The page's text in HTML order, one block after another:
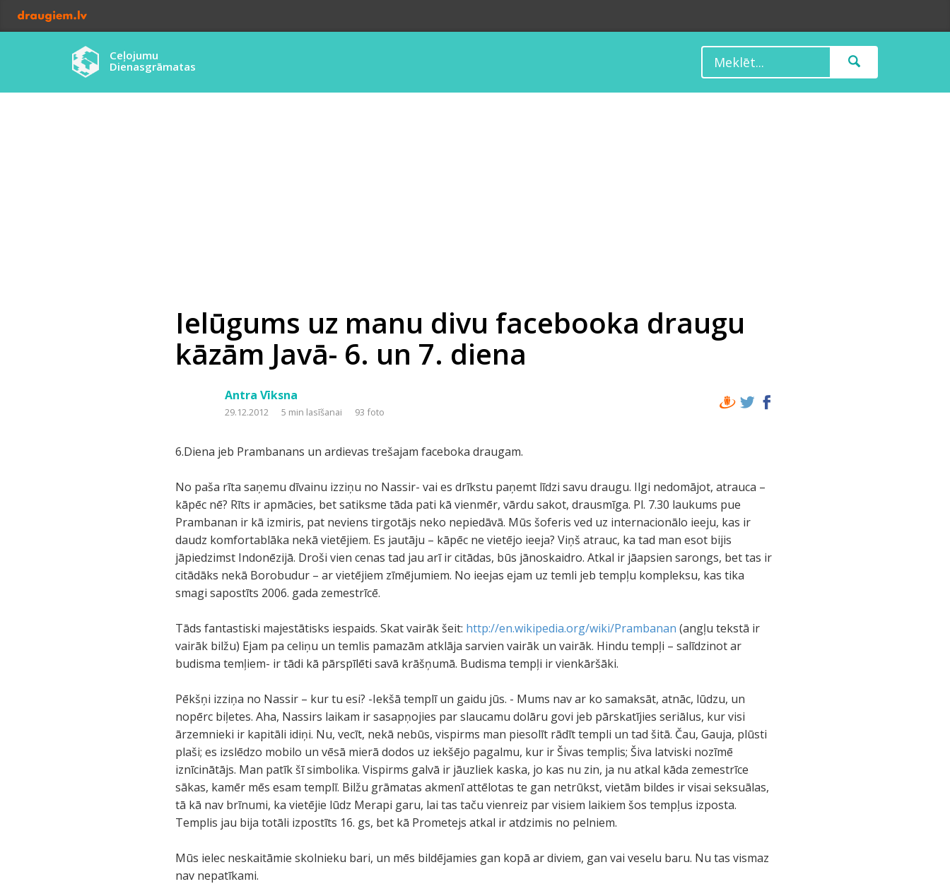
Ceļojumu
Dienasgrāmatas
Ielūgums uz manu divu facebooka draugu
kāzām Javā- 6. un 7. diena
Antra Vīksna
29.12.2012 5 min lasīšanai 93 foto
6.Diena jeb Prambanans un ardievas trešajam faceboka draugam.
No paša rīta saņemu dīvainu izziņu no Nassir- vai es drīkstu paņemt līdzi savu draugu. Ilgi nedomājot, atrauca –
kāpēc nē? Rīts ir apmācies, bet satiksme tāda pati kā vienmēr, vārdu sakot, drausmīga. Pl. 7.30 laukums pue
Prambanan ir kā izmiris, pat neviens tirgotājs neko nepiedāvā. Mūs šoferis ved uz internacionālo ieeju, kas ir
daudz komfortablāka nekā vietējiem. Es jautāju – kāpēc ne vietējo ieeja? Viņš atrauc, ka tad man esot bijis
jāpiedzimst Indonēzijā. Droši vien cenas tad jau arī ir citādas, būs jānoskaidro. Atkal ir jāapsien sarongs, bet tas ir
citādāks nekā Borobudur – ar vietējiem zīmējumiem. No ieejas ejam uz temli jeb tempļu kompleksu, kas tika
smagi sapostīts 2006. gada zemestrīcē.
Tāds fantastiski majestātisks iespaids. Skat vairāk šeit: http://en.wikipedia.org/wiki/Prambanan (angļu tekstā ir
vairāk bilžu) Ejam pa celiņu un temlis pamazām atklāja sarvien vairāk un vairāk. Hindu tempļi – salīdzinot ar
budisma temļiem- ir tādi kā pārspīlēti savā krāšņumā. Budisma tempļi ir vienkāršāki.
Pēkšņi izziņa no Nassir – kur tu esi? -Iekšā templī un gaidu jūs. - Mums nav ar ko samaksāt, atnāc, lūdzu, un
nopērc biļetes. Aha, Nassirs laikam ir sasapņojies par slaucamu dolāru govi jeb pārskatījies seriālus, kur visi
ārzemnieki ir kapitāli idiņi. Nu, vecīt, nekā nebūs, vispirms man piesolīt rādīt templi un tad šitā. Čau, Gauja, plūsti
plaši; es izslēdzo mobilo un vēsā mierā dodos uz iekšējo pagalmu, kur ir Šivas templis; Šiva latviski nozīmē
iznīcinātājs. Man patīk šī simbolika. Vispirms galvā ir jāuzliek kaska, jo kas nu zin, ja nu atkal kāda zemestrīce
sākas, kamēr mēs esam templī. Bilžu grāmatas akmenī attēlotas te gan netrūkst, vietām bildes ir visai seksuālas,
tā kā nav brīnumi, ka vietējie lūdz Merapi garu, lai tas taču vienreiz par visiem laikiem šos tempļus izposta.
Templis jau bija totāli izpostīts 16. gs, bet kā Prometejs atkal ir atdzimis no pelniem.
Mūs ielec neskaitāmie skolnieku bari, un mēs bildējamies gan kopā ar diviem, gan vai veselu baru. Nu tas vismaz
nav nepatīkami.